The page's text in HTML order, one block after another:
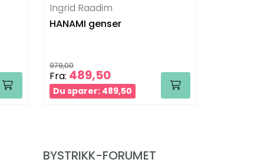
Ingrid Raadim
HANAMI genser
979,00
Fra: 489,50
Du sparer: 489,50
BYSTRIKK-FORUMET